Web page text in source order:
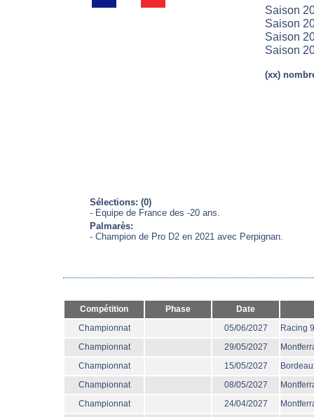
Saison
Saison
Saison
Saison
(xx)
Sélections: (0)
- Equipe de France des -20 ans.
Palmarès:
- Champion de Pro D2 en 2021 avec Perpignan.
Compétition Phase
Date
Championnat
05/06/2027
Racing
Championnat
29/05/2027
Championnat
15/05/2027
Championnat
08/05/2027
Championnat
24/04/2027